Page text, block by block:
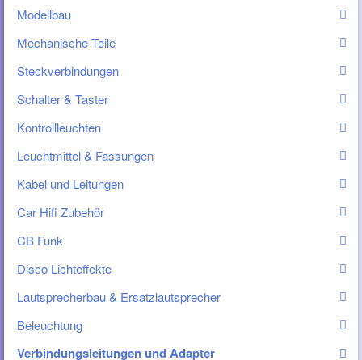
Modellbau
Mechanische Teile
Steckverbindungen
Schalter & Taster
Kontrollleuchten
Leuchtmittel & Fassungen
Kabel und Leitungen
Car Hifi Zubehör
CB Funk
Disco Lichteffekte
Lautsprecherbau & Ersatzlautsprecher
Beleuchtung
Verbindungsleitungen und Adapter